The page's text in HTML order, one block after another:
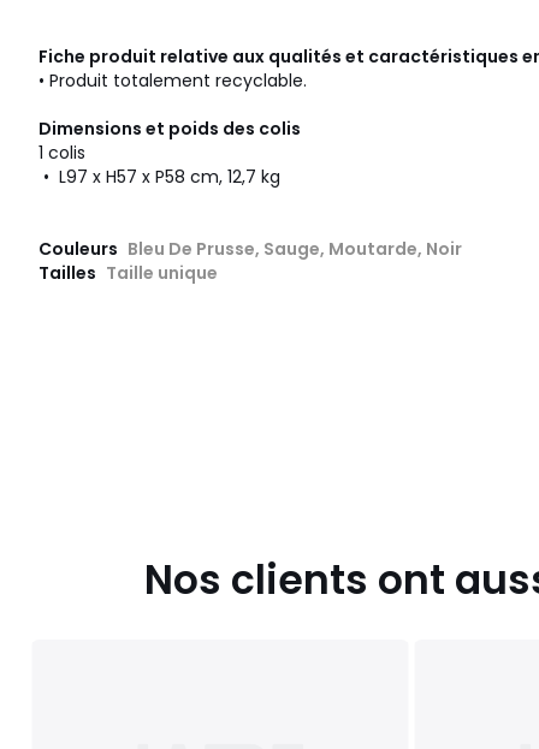
Fiche produit relative aux qualités et caractéristiques
• Produit totalement recyclable.
Dimensions et poids des colis
1 colis
• L97 x H57 x P58 cm, 12,7 kg
Couleurs Bleu De Prusse, Sauge, Moutarde, Noir
Tailles Taille unique
Nos clients ont